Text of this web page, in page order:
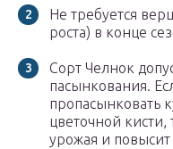
Не требуется
роста) в конце
Сорт Челнок
пасынкования.
пропасынковать
цветочной кисти,
урожая и